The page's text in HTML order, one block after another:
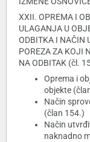
XXII. OPREMA I
ULAGANJA U
ODBITKA I NAČIN
POREZA ZA KOJI
NA ODBITAK (čl.
Oprema i
objekte
Način
(član 154.)
Način
naknadno